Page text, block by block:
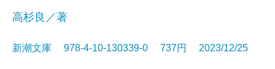
高杉良／著
新潮文庫 978-4-10-130339-0 737円 2023/12/25